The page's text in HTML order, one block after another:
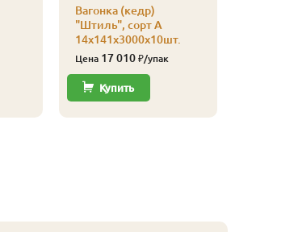
Вагонка (кедр)
"Штиль", сорт А
14х141х3000х10шт.
Цена 17 010₽/упак
Купить